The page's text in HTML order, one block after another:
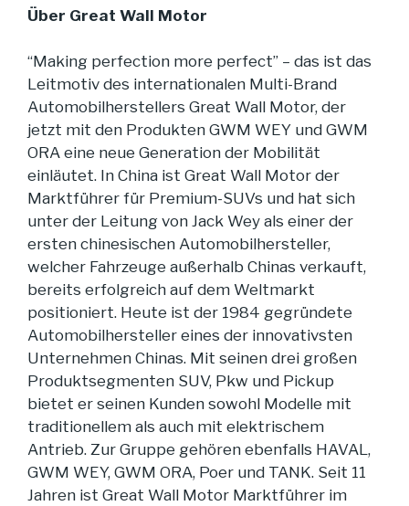
Über Great Wall Motor
“Making perfection more perfect” – das ist das
Leitmotiv des internationalen Multi-Brand
Automobilherstellers Great Wall Motor, der
jetzt mit den Produkten GWM WEY und GWM
ORA eine neue Generation der Mobilität
einläutet. In China ist Great Wall Motor der
Marktführer für Premium-SUVs und hat sich
unter der Leitung von Jack Wey als einer der
ersten chinesischen Automobilhersteller,
welcher Fahrzeuge außerhalb Chinas verkauft,
bereits erfolgreich auf dem Weltmarkt
positioniert. Heute ist der 1984 gegründete
Automobilhersteller eines der innovativsten
Unternehmen Chinas. Mit seinen drei großen
Produktsegmenten SUV, Pkw und Pickup
bietet er seinen Kunden sowohl Modelle mit
traditionellem als auch mit elektrischem
Antrieb. Zur Gruppe gehören ebenfalls HAVAL,
GWM WEY, GWM ORA, Poer und TANK. Seit 11
Jahren ist Great Wall Motor Marktführer im